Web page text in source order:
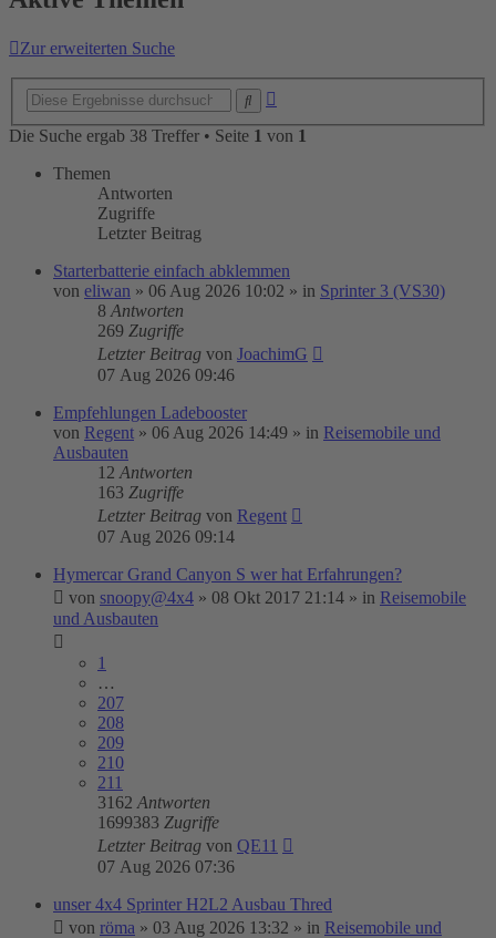
Zur erweiterten Suche
Die Suche ergab 38 Treffer • Seite 1 von 1
Themen
Antworten
Zugriffe
Letzter Beitrag
Starterbatterie einfach abklemmen
von eliwan » 06 Aug 2026 10:02 » in Sprinter 3 (VS30)
8 Antworten
269 Zugriffe
Letzter Beitrag von JoachimG
07 Aug 2026 09:46
Empfehlungen Ladebooster
von Regent » 06 Aug 2026 14:49 » in Reisemobile und
Ausbauten
12 Antworten
163 Zugriffe
Letzter Beitrag von Regent
07 Aug 2026 09:14
Hymercar Grand Canyon S wer hat Erfahrungen?
von snoopy@4x4 » 08 Okt 2017 21:14 » in Reisemobile
und Ausbauten
1
…
207
208
209
210
211
3162 Antworten
1699383 Zugriffe
Letzter Beitrag von QE11
07 Aug 2026 07:36
unser 4x4 Sprinter H2L2 Ausbau Thred
von röma » 03 Aug 2026 13:32 » in Reisemobile und